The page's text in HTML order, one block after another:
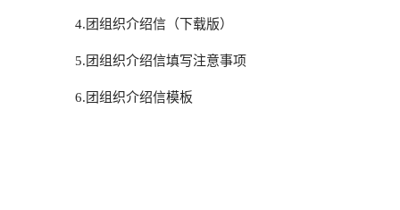
4.团组织介绍信（下载版）
5.团组织介绍信填写注意事项
6.团组织介绍信模板